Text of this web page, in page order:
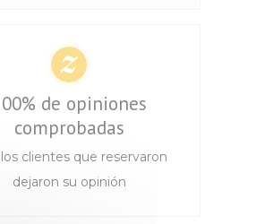
de opiniones
comprobadas
clientes que reservaron
dejaron su opinión